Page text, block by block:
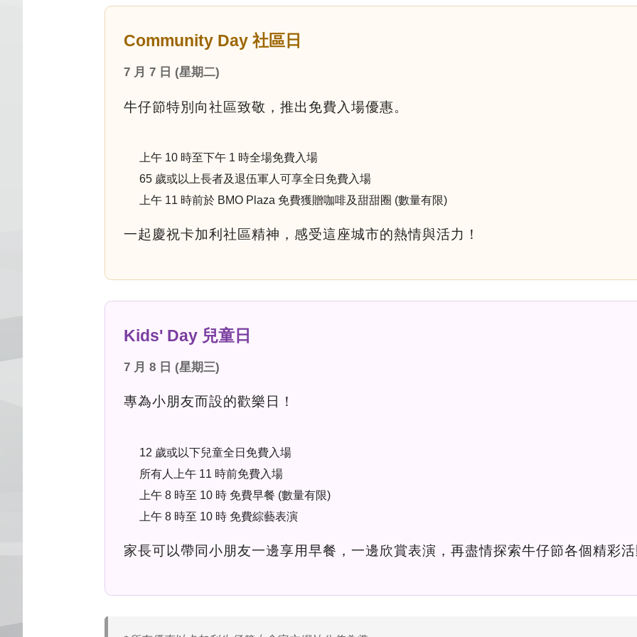
Community Day 社區日
7 月 7 日 (星期二)
牛仔節特別向社區致敬，推出免費入場優惠。
上午 10 時至下午 1 時全場免費入場
65 歲或以上長者及退伍軍人可享全日免費入場
上午 11 時前於 BMO Plaza 免費獲贈咖啡及甜甜圈 (數量有限)
一起慶祝卡加利社區精神，感受這座城市的熱情與活力！
Kids' Day 兒童日
7 月 8 日 (星期三)
專為小朋友而設的歡樂日！
12 歲或以下兒童全日免費入場
所有人上午 11 時前免費入場
上午 8 時至 10 時 免費早餐 (數量有限)
上午 8 時至 10 時 免費綜藝表演
家長可以帶同小朋友一邊享用早餐，一邊欣賞表演，再盡情探索牛仔節各個精彩